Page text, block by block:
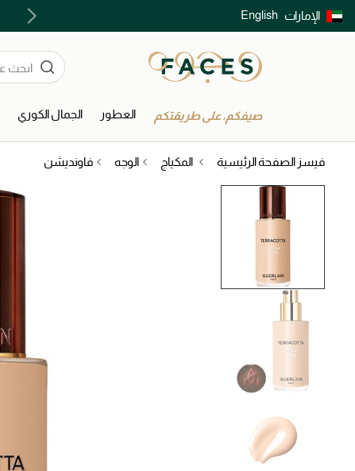
الإمارات English
توصيل سريع على جميع الطلبات ما فوق 299 درهم
صيفكم، على طريقتكم العطور الجمال الكوري
فيسز الصفحة الرئيسية المكياج الوجه فاونديشن